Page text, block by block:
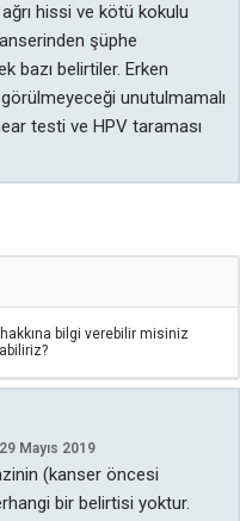
hissi ve kötü kokulu
şüphe
bazı belirtiler. Erken
unutulmamalı
testi ve HPV taraması
bilgi verebilir misiniz
29 Mayıs 2019
(kanser öncesi
bir belirtisi yoktur.